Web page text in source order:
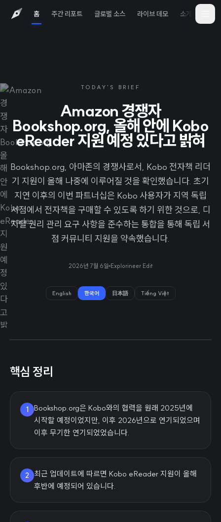
홈 주간 리포트 글로벌 소스 라이브 데모 소개
TODAY'S BRIEF
Amazon 경쟁자
Bookshop.org, 올해 안에 Kobo
eReader 지원 예정 있다고 밝혀
Bookshop.org, 아마존의 경쟁사로서, Kobo 전자책 리더
기 지원이 올해 나중에 이루어질 것을 확인했습니다. 초기
지연 이후의 이번 파트너십은 Kobo 사용자가 지역 독립
서점에서 전자책을 구매할 수 있도록 하기 위한 것으로, 디
지털 권리 관리 요구 사항을 준수하는 통합을 통해 독립 서
점 커뮤니티 지원을 약속했습니다.
2026년 7월 6일 Explorineer Edit
English 한국어 日本語 Tiếng Việt
핵심 정리
1
Bookshop.org은 Kobo와의 협력을 원래 2025년에
시작할 예정이었지만, 이후 2026년으로 연기되었으며
이후 무기한 연기되었었습니다.
2
최근 업데이트에 따르면 Kobo eReader 지원이 올해
후반에 예정되어 있습니다.